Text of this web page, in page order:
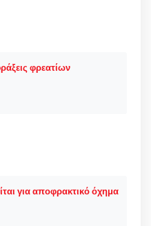
φρεατίων
για αποφρακτικό όχημα